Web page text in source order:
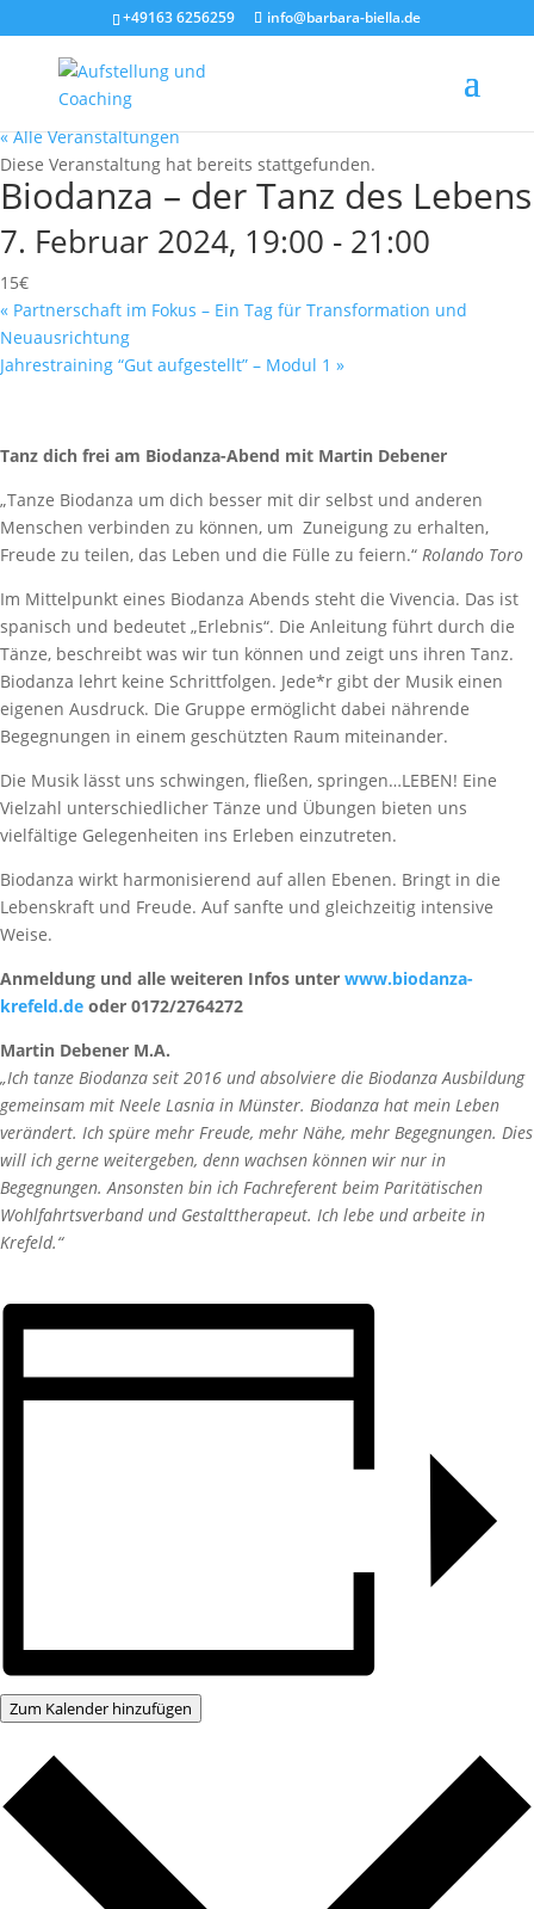
+49163 6256259 info@barbara-biella.de
« Alle Veranstaltungen
Diese Veranstaltung hat bereits stattgefunden.
Biodanza – der Tanz des Lebens
7. Februar 2024, 19:00 - 21:00
15€
« Partnerschaft im Fokus – Ein Tag für Transformation und
Neuausrichtung
Jahrestraining “Gut aufgestellt” – Modul 1 »
Tanz dich frei am Biodanza-Abend mit Martin Debener
„Tanze Biodanza um dich besser mit dir selbst und anderen
Menschen verbinden zu können, um Zuneigung zu erhalten,
Freude zu teilen, das Leben und die Fülle zu feiern.“ Rolando Toro
Im Mittelpunkt eines Biodanza Abends steht die Vivencia. Das ist
spanisch und bedeutet „Erlebnis“. Die Anleitung führt durch die
Tänze, beschreibt was wir tun können und zeigt uns ihren Tanz.
Biodanza lehrt keine Schrittfolgen. Jede*r gibt der Musik einen
eigenen Ausdruck. Die Gruppe ermöglicht dabei nährende
Begegnungen in einem geschützten Raum miteinander.
Die Musik lässt uns schwingen, fließen, springen…LEBEN! Eine
Vielzahl unterschiedlicher Tänze und Übungen bieten uns
vielfältige Gelegenheiten ins Erleben einzutreten.
Biodanza wirkt harmonisierend auf allen Ebenen. Bringt in die
Lebenskraft und Freude. Auf sanfte und gleichzeitig intensive
Weise.
Anmeldung und alle weiteren Infos unter www.biodanza-
krefeld.de oder 0172/2764272
Martin Debener M.A.
„Ich tanze Biodanza seit 2016 und absolviere die Biodanza Ausbildung
gemeinsam mit Neele Lasnia in Münster. Biodanza hat mein Leben
verändert. Ich spüre mehr Freude, mehr Nähe, mehr Begegnungen. Dies
will ich gerne weitergeben, denn wachsen können wir nur in
Begegnungen. Ansonsten bin ich Fachreferent beim Paritätischen
Wohlfahrtsverband und Gestalttherapeut. Ich lebe und arbeite in
Krefeld.“
Zum Kalender hinzufügen